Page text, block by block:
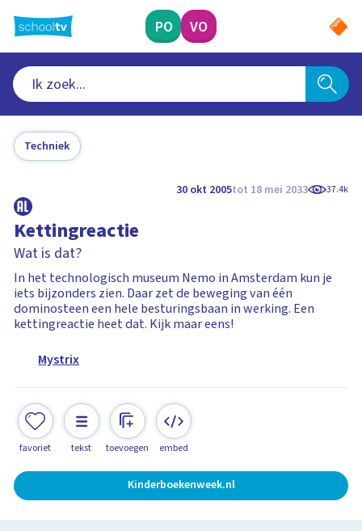
naar
hoofdinhoud
PO VO
Techniek
30 okt 2005tot 18 mei 2033 37.4k
Kettingreactie
Wat is dat?
In het technologisch museum Nemo in Amsterdam kun je
iets bijzonders zien. Daar zet de beweging van één
dominosteen een hele besturingsbaan in werking. Een
kettingreactie heet dat. Kijk maar eens!
Mystrix
favoriet tekst toevoegen embed
Kinderboekenweek.nl